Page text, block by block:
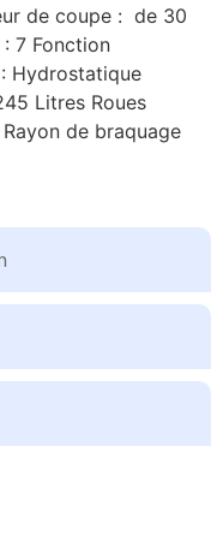
de coupe : de 30
7 Fonction
Hydrostatique
Litres Roues
de braquage